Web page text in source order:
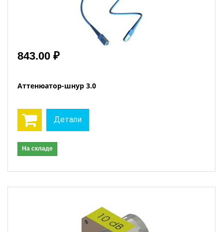
843.00 ₽
Аттенюатор-шнур 3.0
Детали
На складе